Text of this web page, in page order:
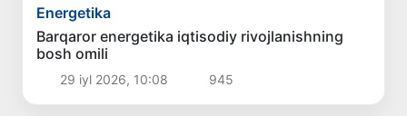
Energetika
Barqaror energetika iqtisodiy rivojlanishning
bosh omili
29 iyl 2026, 10:08 945